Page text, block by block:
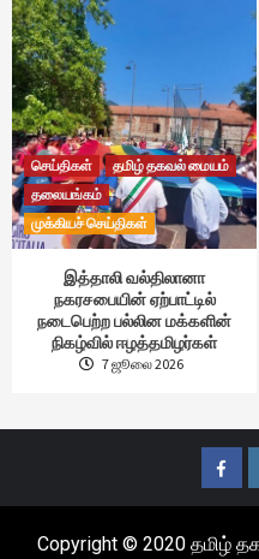
செய்திகள்
தமிழ் தகவல் மையம்
தலையங்கம்
முக்கியச் செய்திகள்
இத்தாலி வல்திலானா
நகரசபையின் ஏற்பாட்டில்
நடைபெற்ற பல்லின மக்களின்
நிகழ்வில் ஈழத்தமிழர்கள்
7 ஜூலை 2026
Copyright © 2020 தமிழ்